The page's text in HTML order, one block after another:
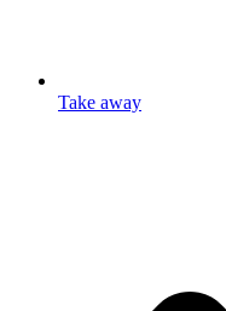
Take away